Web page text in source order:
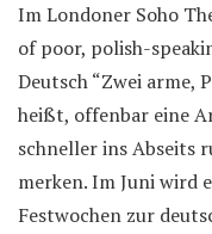
Im Londoner Soho
of poor, polish-
Deutsch “Zwei arme,
heißt, offenbar eine
schneller ins Abseits
merken. Im Juni wird
Festwochen zur